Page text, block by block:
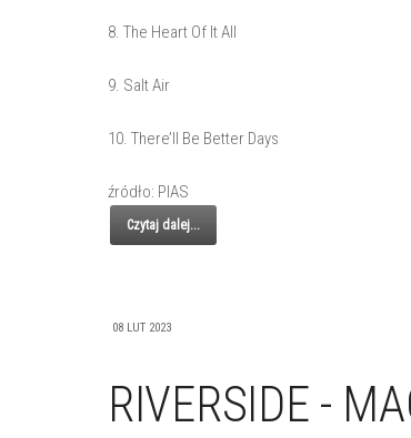
8. The Heart Of It All
9. Salt Air
10. There’ll Be Better Days
źródło: PIAS
Czytaj dalej...
08 LUT 2023
RIVERSIDE -